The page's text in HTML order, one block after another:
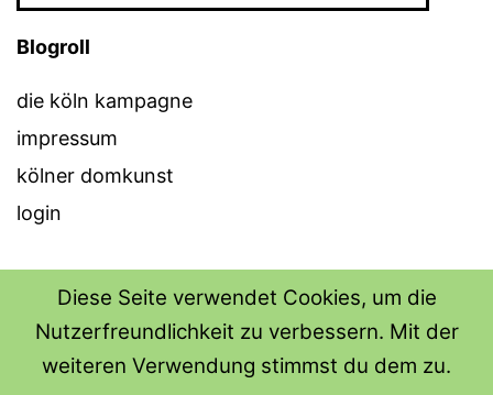
Blogroll
die köln kampagne
impressum
kölner domkunst
login
THE SHIRT SHOPS
Diese Seite verwendet Cookies, um die
Nutzerfreundlichkeit zu verbessern. Mit der
weiteren Verwendung stimmst du dem zu.